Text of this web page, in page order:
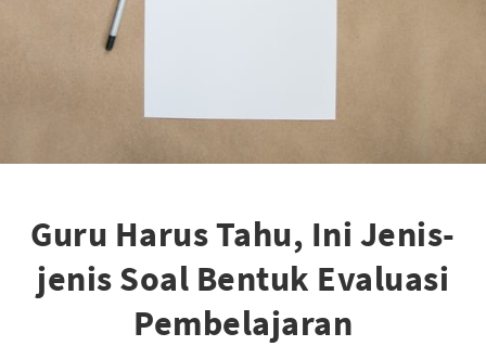
Guru Harus Tahu, Ini Jenis-
jenis Soal Bentuk Evaluasi
Pembelajaran